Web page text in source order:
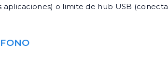
aplicaciones) o limite de hub USB